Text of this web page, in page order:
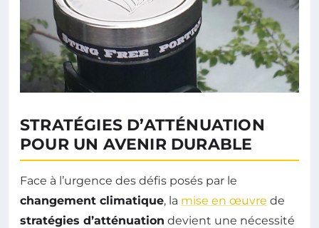
STRATÉGIES D’ATTÉNUATION
POUR UN AVENIR DURABLE
Face à l’urgence des défis posés par le
changement climatique, la mise en œuvre de
stratégies d’atténuation devient une nécessité